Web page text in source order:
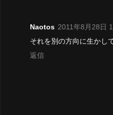
Naotos 2011年8月28日
それを別の方向に生かし
返信